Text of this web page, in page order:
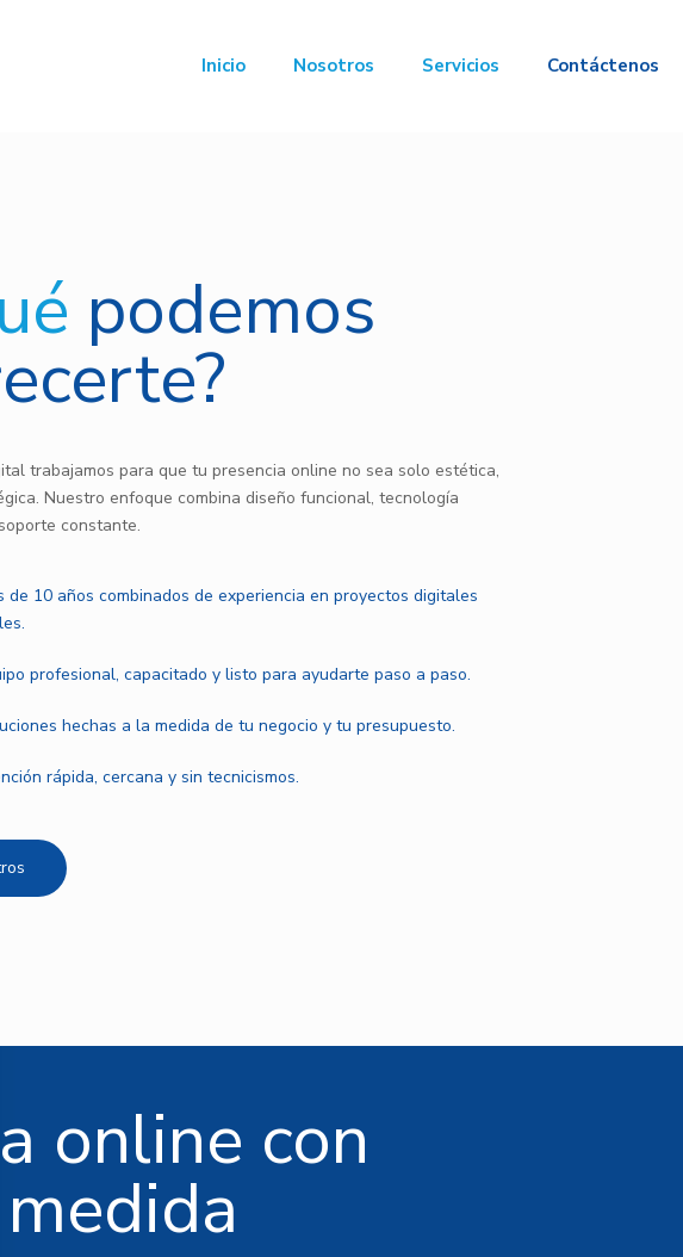
Inicio Nosotros Servicios Contáctenos
podemos
trabajamos para que tu presencia online no sea solo estética,
Nuestro enfoque combina diseño funcional, tecnología
constante.
de 10 años combinados de experiencia en proyectos digitales
profesional, capacitado y listo para ayudarte paso a paso.
hechas a la medida de tu negocio y tu presupuesto.
rápida, cercana y sin tecnicismos.
online con